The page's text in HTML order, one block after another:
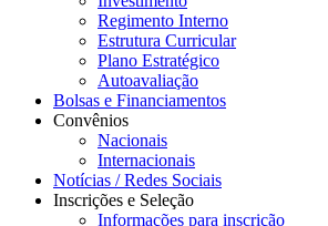
Regimento Interno
Estrutura Curricular
Plano Estratégico
Autoavaliação
Bolsas e Financiamentos
Convênios
Nacionais
Internacionais
Notícias / Redes Sociais
Inscrições e Seleção
Informações para inscrição